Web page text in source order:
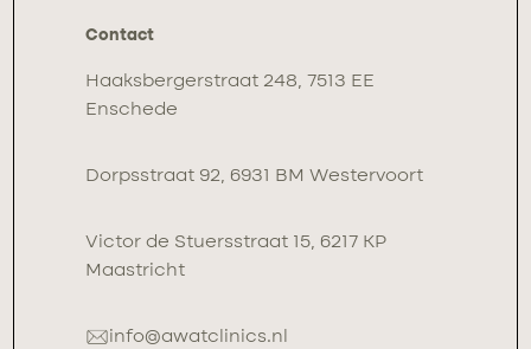
Contact
Haaksbergerstraat 248, 7513 EE
Enschede
Dorpsstraat 92, 6931 BM Westervoort
Victor de Stuersstraat 15, 6217 KP
Maastricht
info@awatclinics.nl